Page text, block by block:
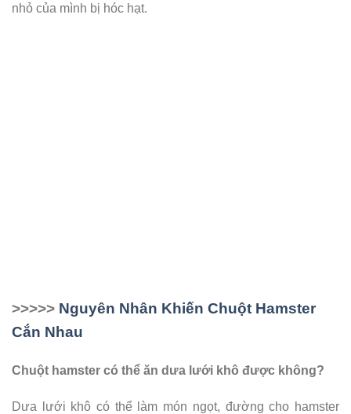
nhỏ của mình bị hóc hạt.
>>>>> Nguyên Nhân Khiến Chuột Hamster
Cắn Nhau
Chuột hamster có thể ăn dưa lưới khô được không?
Dưa lưới khô có thể làm món ngọt, đường cho hamster